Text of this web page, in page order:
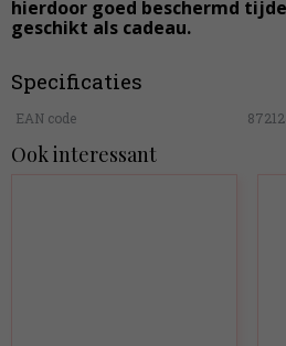
hierdoor goed beschermd
geschikt als cadeau.
Specificaties
EAN code
Ook interessant